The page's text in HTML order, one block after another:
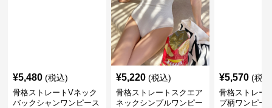
¥5,480 (税込)
骨格ストレートVネック
バックシャンワンピース
¥5,220 (税込)
骨格ストレートスクエア
ネックシンプルワンピー
¥5,570 (税
骨格ストレー
プ柄ワンピー